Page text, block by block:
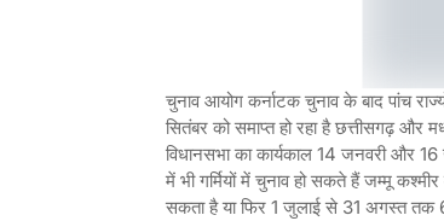
चुनाव आयोग कर्नाटक चुनाव के बाद पांच
सितंबर को समाप्त हो रहा है छत्तीसगढ़ और
विधानसभा का कार्यकाल 14 जनवरी और
में भी गर्मियों में चुनाव हो सकते हैं जम्मू
सकता है या फिर 1 जुलाई से 31 अगस्त तक